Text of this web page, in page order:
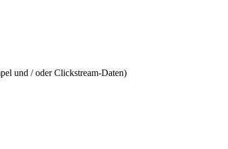
und / oder Clickstream-Daten)